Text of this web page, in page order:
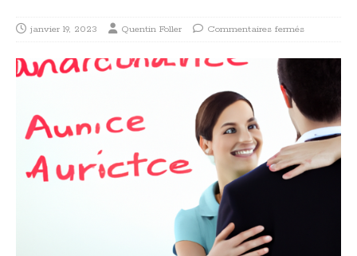
janvier 19, 2023 Quentin Foller Commentaires fermés